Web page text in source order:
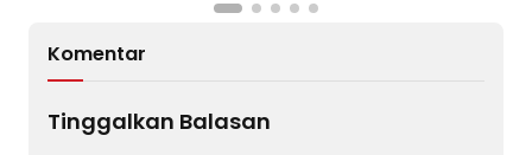
Komentar
Tinggalkan Balasan